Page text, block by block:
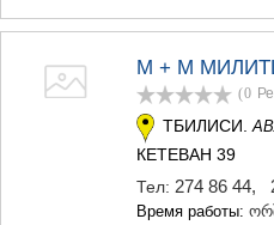
М + М
(0
ТБИЛИСИ.
КЕТЕВАН 39
Тел: 274 86 44,
Время работы: